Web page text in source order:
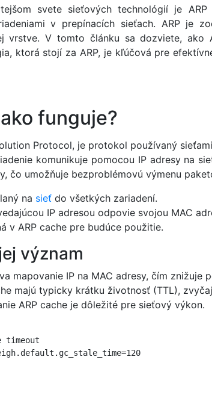
svete sieťových technológií je
v prepínacích sieťach. ARP je
vrstve. V tomto článku sa dozviete,
ktorá stojí za ARP, je kľúčová pre
funguje?
Protocol, je protokol používaný
komunikuje pomocou IP adresy na
čo umožňuje bezproblémovú výmenu
na sieť do všetkých zariadení.
IP adresou odpovie svojou MAC
v ARP cache pre budúce použitie.
význam
mapovanie IP na MAC adresy, čím znižuje
majú typicky krátku životnosť (TTL),
ARP cache je dôležité pre sieťový výkon.
timeout